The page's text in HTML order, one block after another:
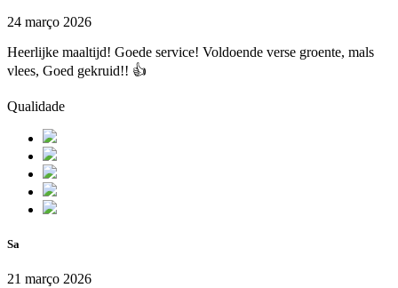
24 março 2026
Heerlijke maaltijd! Goede service! Voldoende verse groente, mals
vlees, Goed gekruid!! 👍
Qualidade
Sa
21 março 2026